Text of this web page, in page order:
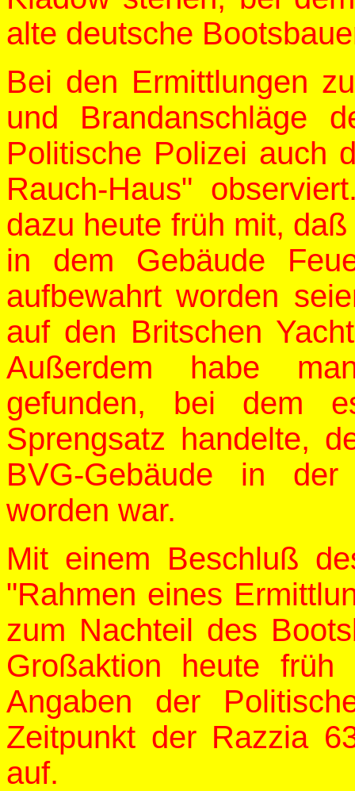
alte deutsche
Bei den Ermittlungen
und Brandanschläge
Politische Polizei auch
Rauch-Haus"
dazu heute früh mit,
in dem Gebäude
aufbewahrt worden
auf den Britschen
Außerdem habe
gefunden, bei dem
Sprengsatz handelte,
BVG-Gebäude in
worden war.
Mit einem Beschluß
"Rahmen eines
zum Nachteil des
Großaktion heute
Angaben der
Zeitpunkt der Razzia
auf.